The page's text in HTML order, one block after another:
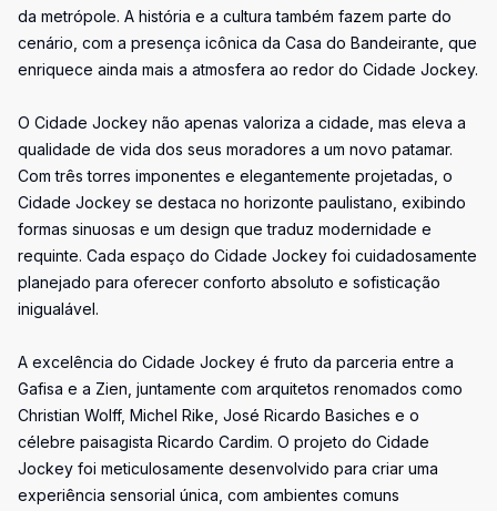
da metrópole. A história e a cultura também fazem parte do
cenário, com a presença icônica da Casa do Bandeirante, que
enriquece ainda mais a atmosfera ao redor do Cidade Jockey.
O Cidade Jockey não apenas valoriza a cidade, mas eleva a
qualidade de vida dos seus moradores a um novo patamar.
Com três torres imponentes e elegantemente projetadas, o
Cidade Jockey se destaca no horizonte paulistano, exibindo
formas sinuosas e um design que traduz modernidade e
requinte. Cada espaço do Cidade Jockey foi cuidadosamente
planejado para oferecer conforto absoluto e sofisticação
inigualável.
A excelência do Cidade Jockey é fruto da parceria entre a
Gafisa e a Zien, juntamente com arquitetos renomados como
Christian Wolff, Michel Rike, José Ricardo Basiches e o
célebre paisagista Ricardo Cardim. O projeto do Cidade
Jockey foi meticulosamente desenvolvido para criar uma
experiência sensorial única, com ambientes comuns